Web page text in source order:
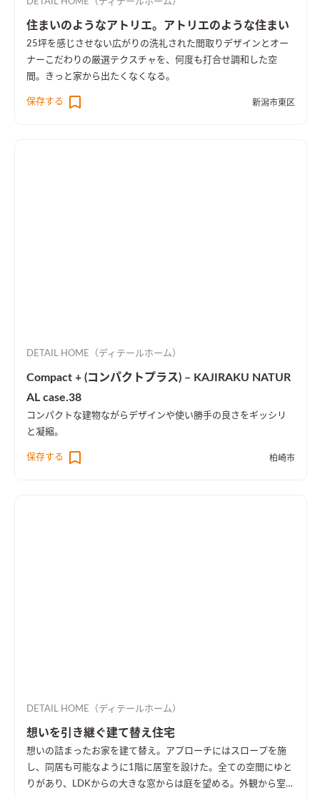
DETAIL HOME（ディテールホーム）
住まいのようなアトリエ。アトリエのような住まい
25坪を感じさせない広がりの洗礼された間取りデザインとオー
ナーこだわりの厳選テクスチャを、何度も打合せ調和した空
間。きっと家から出たくなくなる。
保存する 新潟市東区
DETAIL HOME（ディテールホーム）
Compact + (コンパクトプラス) – KAJIRAKU NATUR
AL case.38
コンパクトな建物ながらデザインや使い勝手の良さをギッシリ
と凝縮。
保存する 柏崎市
DETAIL HOME（ディテールホーム）
想いを引き継ぐ建て替え住宅
想いの詰まったお家を建て替え。アプローチにはスロープを施
し、同居も可能なように1階に居室を設けた。全ての空間にゆと
りがあり、LDKからの大きな窓からは庭を望める。外観から室内